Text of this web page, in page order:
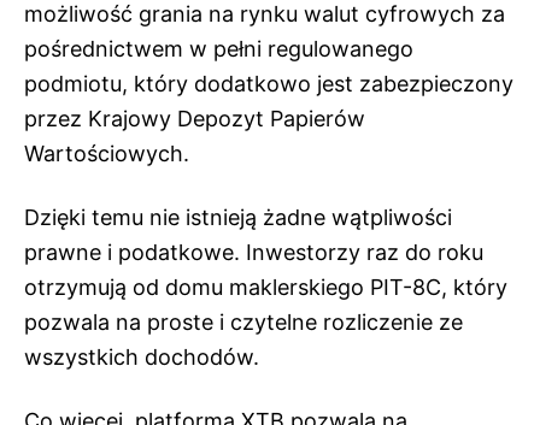
możliwość grania na rynku walut cyfrowych za
pośrednictwem w pełni regulowanego
podmiotu, który dodatkowo jest zabezpieczony
przez Krajowy Depozyt Papierów
Wartościowych.
Dzięki temu nie istnieją żadne wątpliwości
prawne i podatkowe. Inwestorzy raz do roku
otrzymują od domu maklerskiego PIT-8C, który
pozwala na proste i czytelne rozliczenie ze
wszystkich dochodów.